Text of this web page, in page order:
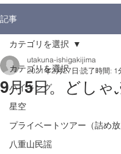
記事
カテゴリを選択
ハイキング
星空
プライベートツアー（詰め放
八重山民謡
カテゴリを選択
9月5日。どしゃ
utakuna-ishigakijima
2021年2月27日 読了時間: 1